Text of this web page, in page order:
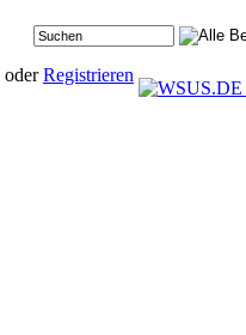
oderRegistrieren